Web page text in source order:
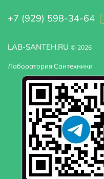
LAB-SANTEH.RU © 2026
Лаборатория Сантехники
+7 (929) 598-34-64